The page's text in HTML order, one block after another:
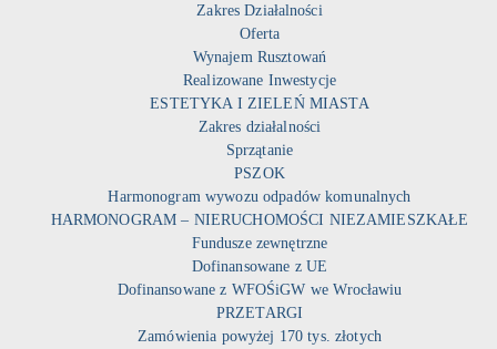
Zakres Działalności
Oferta
Wynajem Rusztowań
Realizowane Inwestycje
ESTETYKA I ZIELEŃ MIASTA
Zakres działalności
Sprzątanie
PSZOK
Harmonogram wywozu odpadów komunalnych
HARMONOGRAM – NIERUCHOMOŚCI NIEZAMIESZKAŁE
Fundusze zewnętrzne
Dofinansowane z UE
Dofinansowane z WFOŚiGW we Wrocławiu
PRZETARGI
Zamówienia powyżej 170 tys. złotych